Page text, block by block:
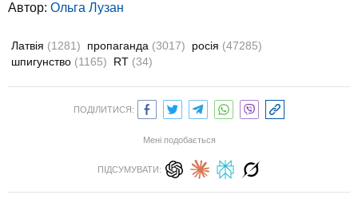
Автор: Ольга Лузан
Латвія (1281) пропаганда (3017) росія (47285)
шпигунство (1165) RT (34)
ПОДІЛИТИСЯ:
Мені подобається
ПІДСУМУВАТИ: